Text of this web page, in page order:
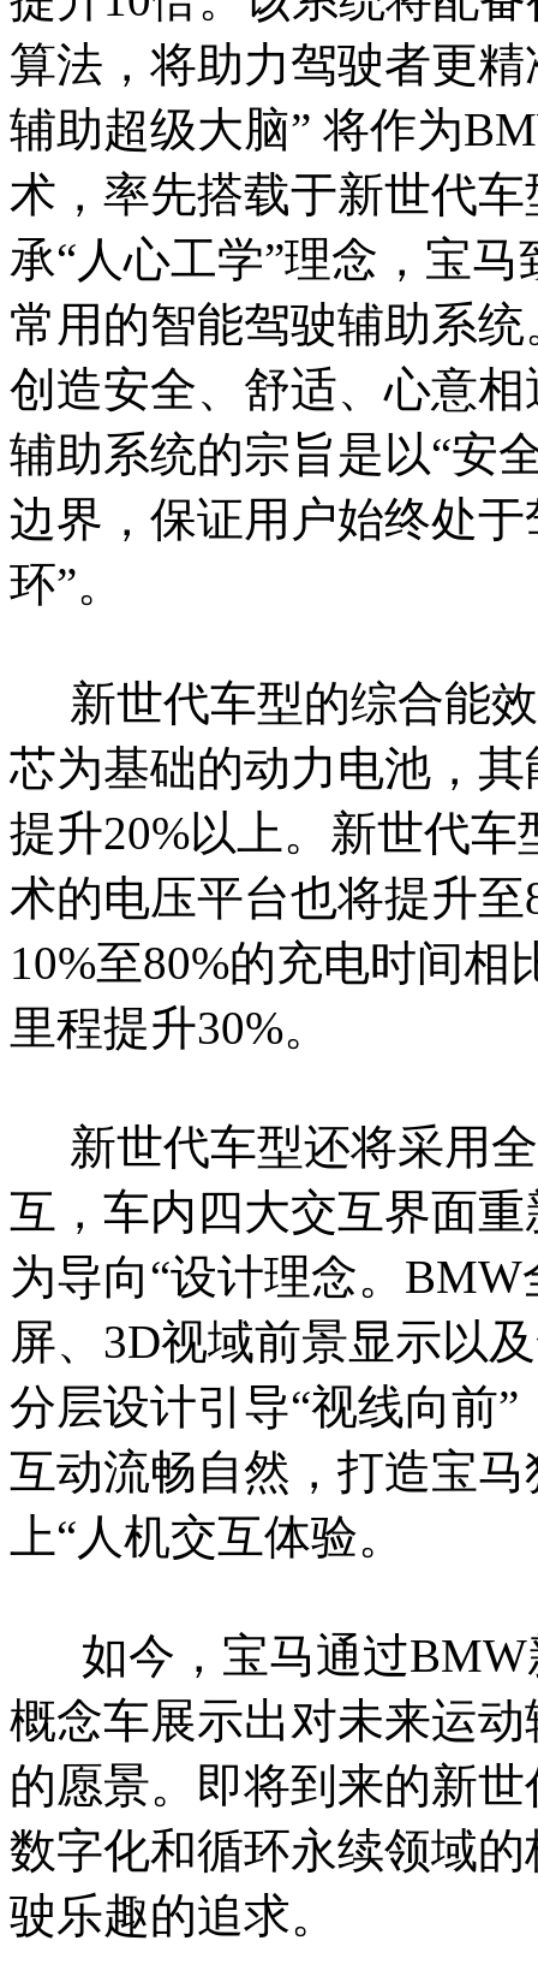
算法，将助力驾驶者更
辅助超级大脑” 将作为
术，率先搭载于新世代
承“人心工学”理念，宝
常用的智能驾驶辅助系
创造安全、舒适、心意
辅助系统的宗旨是以“安
边界，保证用户始终处
环”。
新世代车型的综合能效
芯为基础的动力电池，
提升20%以上。新世代
术的电压平台也将提升
10%至80%的充电时间
里程提升30%。
新世代车型还将采用
互，车内四大交互界面
为导向“设计理念。
屏、3D视域前景显示以
分层设计引导“视线向前
互动流畅自然，打造宝
上“人机交互体验。
如今，宝马通过BMW
概念车展示出对未来运
的愿景。即将到来的新
数字化和循环永续领域
驶乐趣的追求。